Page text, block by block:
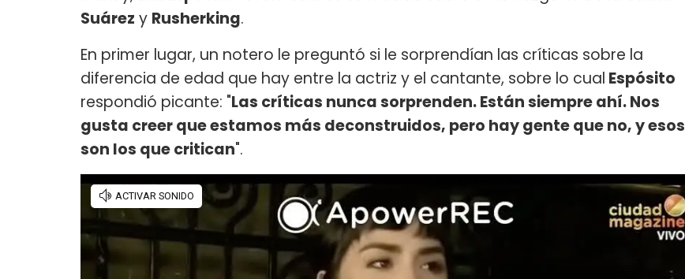
Suárez y Rusherking.
En primer lugar, un notero le preguntó si le sorprendían las críticas sobre la
diferencia de edad que hay entre la actriz y el cantante, sobre lo cual Espósito
respondió picante: "Las críticas nunca sorprenden. Están siempre ahí. Nos
gusta creer que estamos más deconstruidos, pero hay gente que no, y esos
son los que critican".